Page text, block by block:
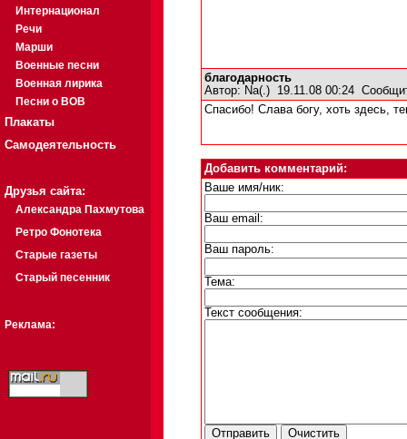
Интернационал
Речи
Марши
Военные песни
Военная лирика
Песни о ВОВ
Плакаты
Самодеятельность
Друзья сайта:
Александра Пахмутова
Ретро Фонотека
Старые газеты
Старый песенник
Реклама:
благодарность
Автор: Na(.) 19.11.08 00:24
Спасибо! Слава богу, хоть здесь,
Добавить комментарий:
Ваше имя/ник:
Ваш email:
Ваш пароль:
Тема:
Текст сообщения: